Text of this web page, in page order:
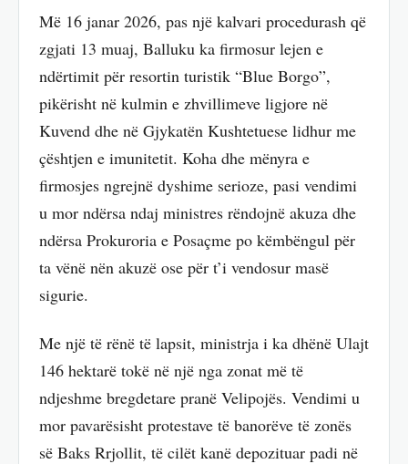
Më 16 janar 2026, pas një kalvari procedurash që
zgjati 13 muaj, Balluku ka firmosur lejen e
ndërtimit për resortin turistik “Blue Borgo”,
pikërisht në kulmin e zhvillimeve ligjore në
Kuvend dhe në Gjykatën Kushtetuese lidhur me
çështjen e imunitetit. Koha dhe mënyra e
firmosjes ngrejnë dyshime serioze, pasi vendimi
u mor ndërsa ndaj ministres rëndojnë akuza dhe
ndërsa Prokuroria e Posaçme po këmbëngul për
ta vënë nën akuzë ose për t’i vendosur masë
sigurie.
Me një të rënë të lapsit, ministrja i ka dhënë Ulajt
146 hektarë tokë në një nga zonat më të
ndjeshme bregdetare pranë Velipojës. Vendimi u
mor pavarësisht protestave të banorëve të zonës
së Baks Rrjollit, të cilët kanë depozituar padi në